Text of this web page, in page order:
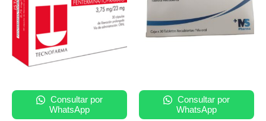
Consultar por
WhatsApp
Consultar por
WhatsApp